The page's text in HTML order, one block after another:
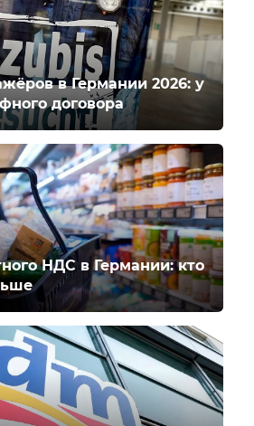
в Германии 2026: у
договора
НДС в Германии: кто